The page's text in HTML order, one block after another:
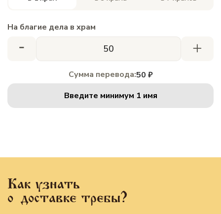
На благие дела в храм
- +
Сумма перевода:50 ₽
Введите минимум 1 имя
Как узнать
о доставке требы?